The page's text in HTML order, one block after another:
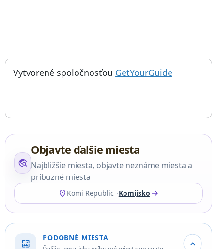
Things to do near Man-Pupu-Ner, Manpupuner rock
Vytvorené spoločnosťou GetYourGuide; otvorí sa
travel_explore
Objavte ďalšie miesta
Najbližšie miesta, objavte neznáme miesta a
príbuzné miesta
location_on Komi Republic Komijsko arrow_forward
wallpaper
PODOBNÉ MIESTA
expand_more